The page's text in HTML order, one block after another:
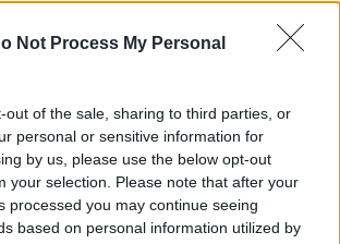
Not Process My Personal
out of the sale, sharing to third parties, or
personal or sensitive information for
by us, please use the below opt-out
your selection. Please note that after your
processed you may continue seeing
based on personal information utilized by
a diffúzorát! Aztán újabb darabok esnek
elment a fékje a kritikus pillanatban a
le tudták ugyan cserélni, de megint
mert az emelő, az bizony továbbra